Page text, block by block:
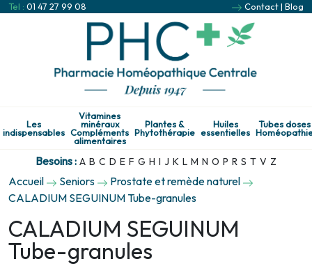
Tel : 01 47 27 99 08 Contact| Blog
Les
indispensables
Vitamines
minéraux
Compléments
alimentaires
Plantes &
Phytothérapie
Huiles
essentielles
Tubes doses
Besoins : A B C D E F G H I J K L M N O P R S T V Z
Accueil Seniors
Prostate et remède naturel
CALADIUM SEGUINUM Tube-granules
CALADIUM SEGUINUM
Tube-granules